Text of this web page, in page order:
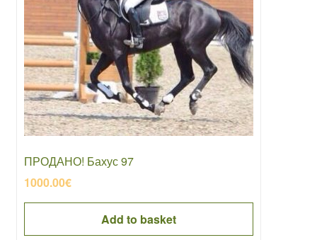
ПРОДАНО! Бахус 97
1000.00€
Add to basket